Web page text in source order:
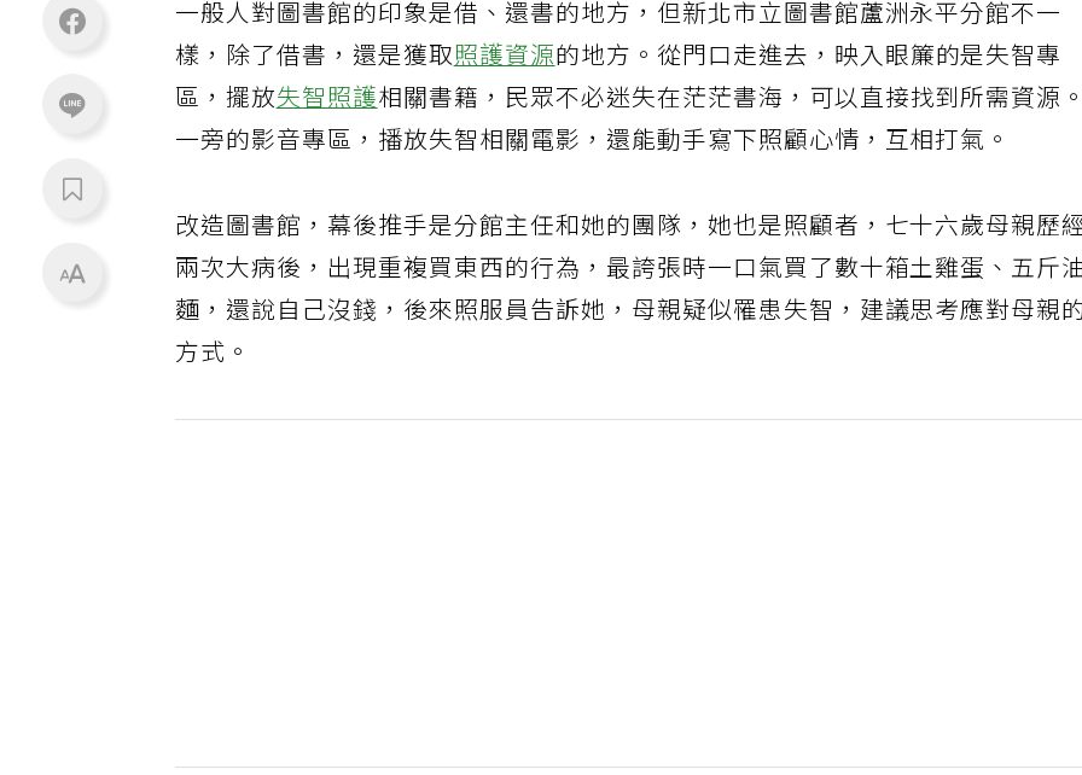
一般人對圖書館的印象是借、還書的地方，但新北市立圖書館蘆洲永平分館不一
樣，除了借書，還是獲取照護資源的地方。從門口走進去，映入眼簾的是失智專
區，擺放失智照護相關書籍，民眾不必迷失在茫茫書海，可以直接找到所需資源。
一旁的影音專區，播放失智相關電影，還能動手寫下照顧心情，互相打氣。
改造圖書館，幕後推手是分館主任和她的團隊，她也是照顧者，七十六歲母親歷
兩次大病後，出現重複買東西的行為，最誇張時一口氣買了數十箱土雞蛋、五斤
麵，還說自己沒錢，後來照服員告訴她，母親疑似罹患失智，建議思考應對母親
方式。